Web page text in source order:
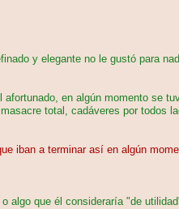
y elegante no le gustó para
en algún momento se
total, cadáveres por todos
iban a terminar así en algún
algo que él consideraría "de